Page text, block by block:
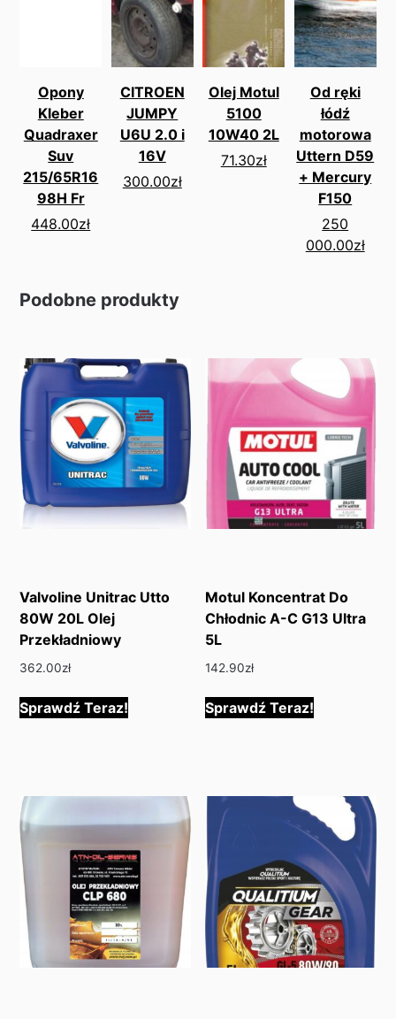
Opony
Kleber
Quadraxer
Suv
215/65R16
98H Fr
448.00zł
CITROEN
JUMPY
U6U 2.0 i
16V
300.00zł
Olej Motul
5100
10W40 2L
71.30zł
Od ręki
łódź
motorowa
Uttern D59
+ Mercury
F150
250
000.00zł
Podobne produkty
Valvoline Unitrac Utto
80W 20L Olej
Przekładniowy
362.00zł
Sprawdź Teraz!
Motul Koncentrat Do
Chłodnic A-C G13 Ultra
5L
142.90zł
Sprawdź Teraz!